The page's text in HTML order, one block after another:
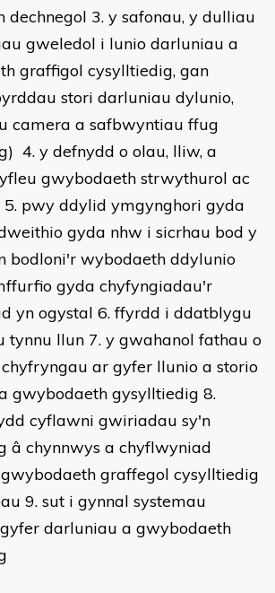
dechnegol 3. y safonau, y dulliau
gweledol i lunio darluniau a
graffigol cysylltiedig, gan
stori darluniau dylunio,
camera a safbwyntiau ffug
4. y defnydd o olau, lliw, a
gwybodaeth strwythurol ac
pwy ddylid ymgynghori gyda
gyda nhw i sicrhau bod y
bodloni'r wybodaeth ddylunio
gyda chyfyngiadau'r
yn ogystal 6. ffyrdd i ddatblygu
tynnu llun 7. y gwahanol fathau o
ar gyfer llunio a storio
gwybodaeth gysylltiedig 8.
cyflawni gwiriadau sy'n
â chynnwys a chyflwyniad
graffegol cysylltiedig
9. sut i gynnal systemau
darluniau a gwybodaeth